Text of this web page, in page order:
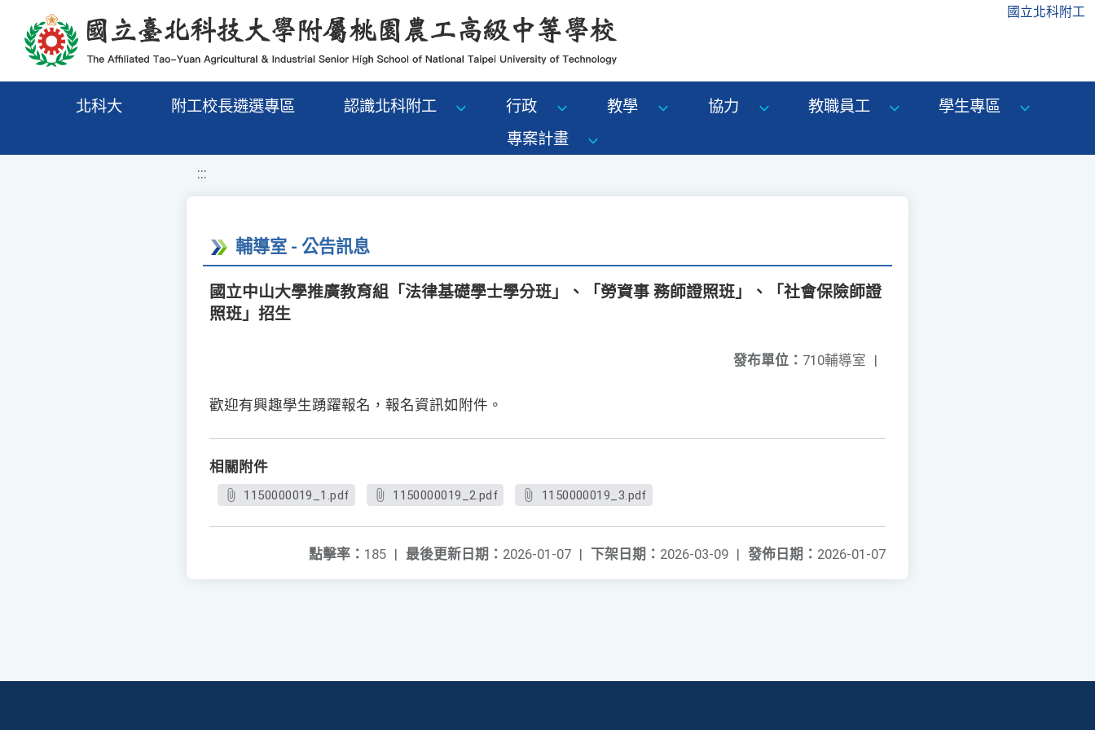
移至網頁之主要內容區位置 國立北科附工
北科大 附工校長遴選專區 認識北科附工 行政 教學 協力 教職員工
學生專區
專案計畫
:::
輔導室 - 公告訊息
國立中山大學推廣教育組「法律基礎學士學分班」、「勞資事 務師證照班」、「社會保險師證
照班」招生
發布單位： 710輔導室 |
歡迎有興趣學生踴躍報名，報名資訊如附件。
相關附件
1150000019_1.pdf 1150000019_2.pdf 1150000019_3.pdf
發佈日期： 2026-01-07
下架日期： 2026-03-09 |
最後更新日期： 2026-01-07 |
點擊率： 185 |